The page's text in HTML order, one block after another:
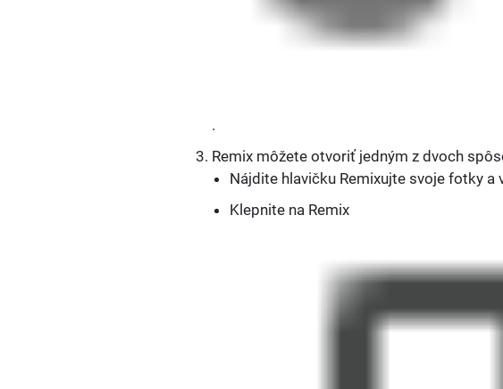
.
Remix môžete otvoriť jedným z dvoch
Nájdite hlavičku Remixujte svoje fotky a
Klepnite na Remix